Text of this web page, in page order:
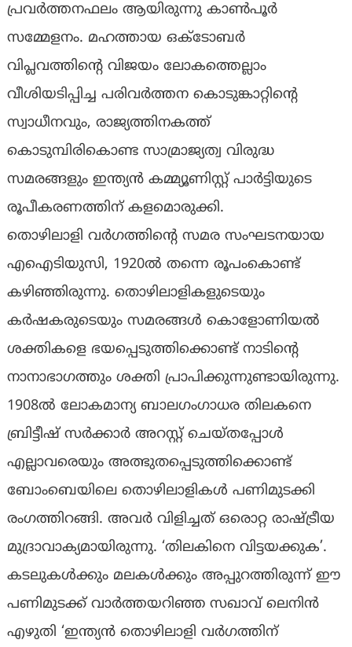
പ്രവർത്തനഫലം ആയിരുന്നു കാൺപൂർ
സമ്മേളനം. മഹത്തായ ഒക്ടോബർ
വിപ്ലവത്തിന്റെ വിജയം ലോകത്തെല്ലാം
വീശിയടിപ്പിച്ച പരിവർത്തന കൊടുങ്കാറ്റിന്റെ
സ്വാധീനവും, രാജ്യത്തിനകത്ത്
കൊടുമ്പിരികൊണ്ട സാമ്രാജ്യത്വ വിരുദ്ധ
സമരങ്ങളും ഇന്ത്യൻ കമ്മ്യൂണിസ്റ്റ് പാർട്ടിയുടെ
രൂപീകരണത്തിന് കളമൊരുക്കി.
തൊഴിലാളി വർഗത്തിന്റെ സമര സംഘടനയായ
എഐടിയുസി, 1920ൽ തന്നെ രൂപംകൊണ്ട്
കഴിഞ്ഞിരുന്നു. തൊഴിലാളികളുടെയും
കർഷകരുടെയും സമരങ്ങൾ കൊളോണിയൽ
ശക്തികളെ ഭയപ്പെടുത്തിക്കൊണ്ട് നാടിന്റെ
നാനാഭാഗത്തും ശക്തി പ്രാപിക്കുന്നുണ്ടായിരുന്നു.
1908ൽ ലോകമാന്യ ബാലഗംഗാധര തിലകനെ
ബ്രിട്ടീഷ് സര്‍ക്കാര്‍ അറസ്റ്റ് ചെയ്തപ്പോൾ
എല്ലാവരെയും അത്ഭുതപ്പെടുത്തിക്കൊണ്ട്
ബോംബെയിലെ തൊഴിലാളികൾ പണിമുടക്കി
രംഗത്തിറങ്ങി. അവർ വിളിച്ചത് ഒരൊറ്റ രാഷ്ട്രീയ
മുദ്രാവാക്യമായിരുന്നു. ‘തിലകിനെ വിട്ടയക്കുക’.
കടലുകൾക്കും മലകൾക്കും അപ്പുറത്തിരുന്ന് ഈ
പണിമുടക്ക് വാർത്തയറിഞ്ഞ സഖാവ് ലെനിൻ
എഴുതി ‘ഇന്ത്യൻ തൊഴിലാളി വർഗത്തിന്